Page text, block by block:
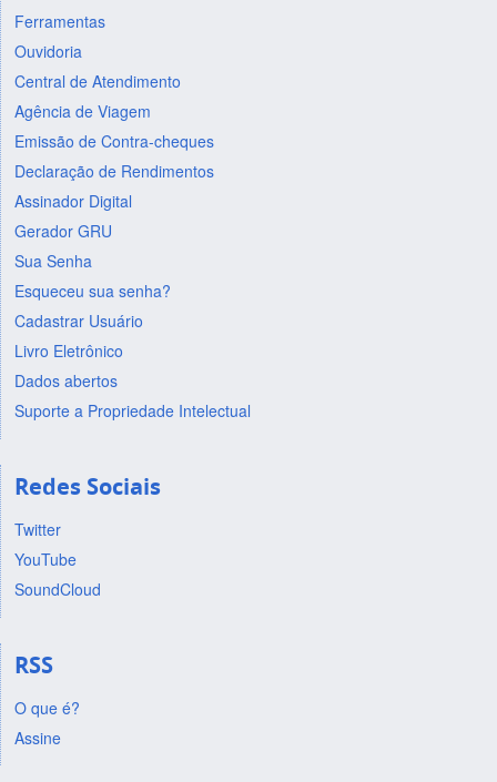
Ferramentas
Ouvidoria
Central de Atendimento
Agência de Viagem
Emissão de Contra-cheques
Declaração de Rendimentos
Assinador Digital
Gerador GRU
Sua Senha
Esqueceu sua senha?
Cadastrar Usuário
Livro Eletrônico
Dados abertos
Suporte a Propriedade Intelectual
Redes Sociais
Twitter
YouTube
SoundCloud
RSS
O que é?
Assine